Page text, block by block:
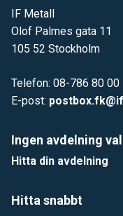
IF Metall
Olof Palmes gata 11
105 52 Stockholm
Telefon: 08-786 80 00
E-post:
Ingen avdelning
Hitta din avdelning
Hitta snabbt